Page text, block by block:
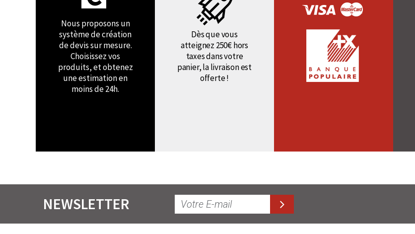
Nous proposons un
système de création
de devis sur mesure.
Choisissez vos
produits, et obtenez
une estimation en
moins de 24h.
Dès que vous
atteignez 250€ hors
taxes dans votre
panier, la livraison est
offerte !
NEWSLETTER